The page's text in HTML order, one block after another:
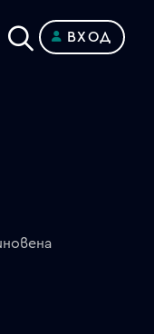
ВХОД